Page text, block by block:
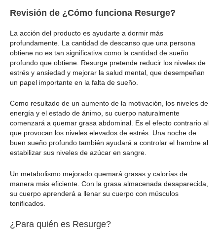
Revisión de ¿Cómo funciona Resurge?
La acción del producto es ayudarte a dormir más
profundamente. La cantidad de descanso que una persona
obtiene no es tan significativa como la cantidad de sueño
profundo que obtiene. Resurge pretende reducir los niveles de
estrés y ansiedad y mejorar la salud mental, que desempeñan
un papel importante en la falta de sueño.
Como resultado de un aumento de la motivación, los niveles de
energía y el estado de ánimo, su cuerpo naturalmente
comenzará a quemar grasa abdominal. Es el efecto contrario al
que provocan los niveles elevados de estrés. Una noche de
buen sueño profundo también ayudará a controlar el hambre al
estabilizar sus niveles de azúcar en sangre.
Un metabolismo mejorado quemará grasas y calorías de
manera más eficiente. Con la grasa almacenada desaparecida,
su cuerpo aprenderá a llenar su cuerpo con músculos
tonificados.
¿Para quién es Resurge?